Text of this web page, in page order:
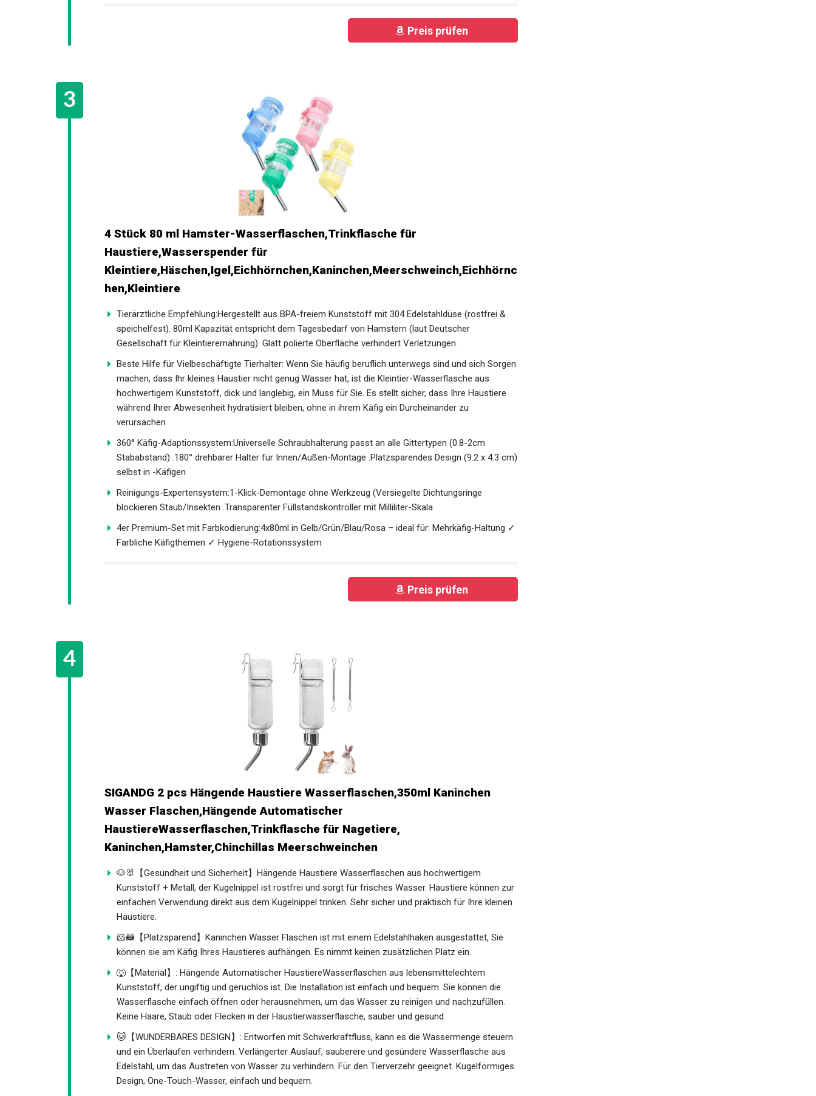
Preis prüfen
4 Stück 80 ml Hamster-Wasserflaschen,Trinkflasche für
Haustiere,Wasserspender für
Kleintiere,Häschen,Igel,Eichhörnchen,Kaninchen,Meerschweinch,Eichhörnc
hen,Kleintiere
Tierärztliche Empfehlung:Hergestellt aus BPA-freiem Kunststoff mit 304 Edelstahldüse (rostfrei &
speichelfest). 80ml Kapazität entspricht dem Tagesbedarf von Hamstern (laut Deutscher
Gesellschaft für Kleintierernährung). Glatt polierte Oberfläche verhindert Verletzungen.
Beste Hilfe für Vielbeschäftigte Tierhalter: Wenn Sie häufig beruflich unterwegs sind und sich Sorgen
machen, dass Ihr kleines Haustier nicht genug Wasser hat, ist die Kleintier-Wasserflasche aus
hochwertigem Kunststoff, dick und langlebig, ein Muss für Sie. Es stellt sicher, dass Ihre Haustiere
während Ihrer Abwesenheit hydratisiert bleiben, ohne in ihrem Käfig ein Durcheinander zu
verursachen
360° Käfig-Adaptionssystem:Universelle Schraubhalterung passt an alle Gittertypen (0.8-2cm
Stababstand) .180° drehbarer Halter für Innen/Außen-Montage .Platzsparendes Design (9.2 x 4.3 cm)
selbst in -Käfigen
Reinigungs-Expertensystem:1-Klick-Demontage ohne Werkzeug (Versiegelte Dichtungsringe
blockieren Staub/Insekten .Transparenter Füllstandskontroller mit Milliliter-Skala
4er Premium-Set mit Farbkodierung:4x80ml in Gelb/Grün/Blau/Rosa – ideal für: Mehrkäfig-Haltung ✓
Farbliche Käfigthemen ✓ Hygiene-Rotationssystem
Preis prüfen
SIGANDG 2 pcs Hängende Haustiere Wasserflaschen,350ml Kaninchen
Wasser Flaschen,Hängende Automatischer
HaustiereWasserflaschen,Trinkflasche für Nagetiere,
Kaninchen,Hamster,Chinchillas Meerschweinchen
🐶🐰【Gesundheit und Sicherheit】Hängende Haustiere Wasserflaschen aus hochwertigem
Kunststoff + Metall, der Kugelnippel ist rostfrei und sorgt für frisches Wasser. Haustiere können zur
einfachen Verwendung direkt aus dem Kugelnippel trinken. Sehr sicher und praktisch für Ihre kleinen
Haustiere.
🐹🦝【Platzsparend】Kaninchen Wasser Flaschen ist mit einem Edelstahlhaken ausgestattet, Sie
können sie am Käfig Ihres Haustieres aufhängen. Es nimmt keinen zusätzlichen Platz ein.
🐺【Material】: Hängende Automatischer HaustiereWasserflaschen aus lebensmittelechtem
Kunststoff, der ungiftig und geruchlos ist. Die Installation ist einfach und bequem. Sie können die
Wasserflasche einfach öffnen oder herausnehmen, um das Wasser zu reinigen und nachzufüllen.
Keine Haare, Staub oder Flecken in der Haustierwasserflasche, sauber und gesund.
🐱【WUNDERBARES DESIGN】: Entworfen mit Schwerkraftfluss, kann es die Wassermenge steuern
und ein Überlaufen verhindern. Verlängerter Auslauf, sauberere und gesündere Wasserflasche aus
Edelstahl, um das Austreten von Wasser zu verhindern. Für den Tierverzehr geeignet. Kugelförmiges
Design, One-Touch-Wasser, einfach und bequem.